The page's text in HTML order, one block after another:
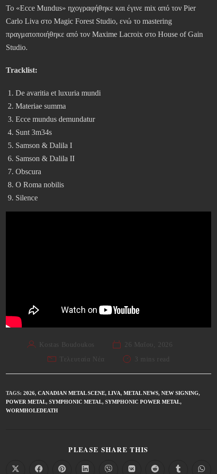
Το «Ecce Mundus» ηχογραφήθηκε και έγινε mix από τον Pier
Carlo Liva στο Magic Forest Studio, ενώ το mastering
πραγματοποιήθηκε από τον Maxime Lacroix στο House of Gain
Studio.
Tracklist:
De avaritia et luxuria mundi
Materiae summa
Ecce mundus demundatur
Sunt 3m34s
Samson & Dalila I
Samson & Dalila II
Obscura
O Roma nobilis
Silence
Kostas Boudoukos
26 Μαΐου, 2026
Τελευταία Νέα
3 mins read
TAGS: 2026, CANADIAN METAL SCENE, LIVA, METAL NEWS, NEW SIGNING,
POWER METAL, SYMPHONIC METAL, SYMPHONIC POWER METAL,
WORMHOLEDEATH
PLEASE SHARE THIS